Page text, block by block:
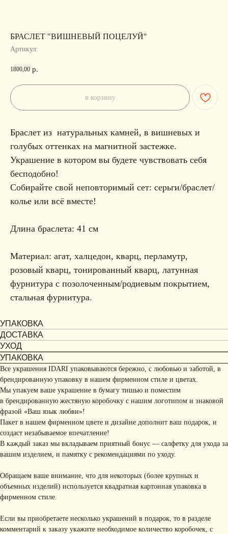
БРАСЛЕТ "ВИШНЕВЫЙ ПОЦЕЛУЙ"
Артикул:
1800,00 р.
в корзину
Браслет из натуральных камней, в вишневых и
голубых оттенках на магнитной застежке.
Украшение в котором вы будете чувствовать себя
бесподобно!
Собирайте свой неповторимый сет: серьги/браслет/
колье или всё вместе!
Длина браслета: 41 см
Материал: агат, халцедон, кварц, перламутр,
розовый кварц, тонированный кварц, латунная
фурнитура с позолоченным/родиевым покрытием,
стальная фурнитура.
УПАКОВКА
ДОСТАВКА
УХОД
УПАКОВКА
Все украшения IDARI упаковываются бережно, с любовью и заботой, в
брендированную упаковку в нашем фирменном стиле и цветах.
Мы упакуем ваше украшение в бумагу тишью и поместим
в брендированную жестяную коробочку с нашим логотипом и знаковой
фразой «Ваш язык любви»!
Пакет в нашем фирменном цвете и дизайне дополнит ваш подарок, и
создаст незабываемое впечатление!
В каждый заказ мы вкладываем приятный бонус — салфетку для ухода за
вашим изделием, и памятку с рекомендациями по уходу.
Обращаем ваше внимание, что для некоторых (более крупных и
объемных изделий) используется квадратная картонная упаковка в
фирменном стиле.
Если вы приобретаете несколько украшений в подарок, то в разделе
комментарий к заказу укажите необходимое количество коробочек, с